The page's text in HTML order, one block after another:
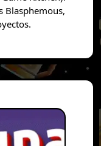
Blasphemous,